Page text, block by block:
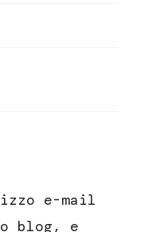
e-mail
blog, e